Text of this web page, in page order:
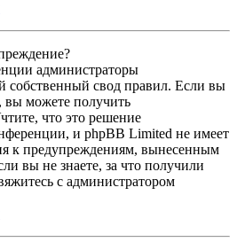
администраторы
собственный свод правил. Если вы
можете получить
что это решение
и phpBB Limited не имеет
к предупреждениям, вынесенным
вы не знаете, за что получили
с администратором